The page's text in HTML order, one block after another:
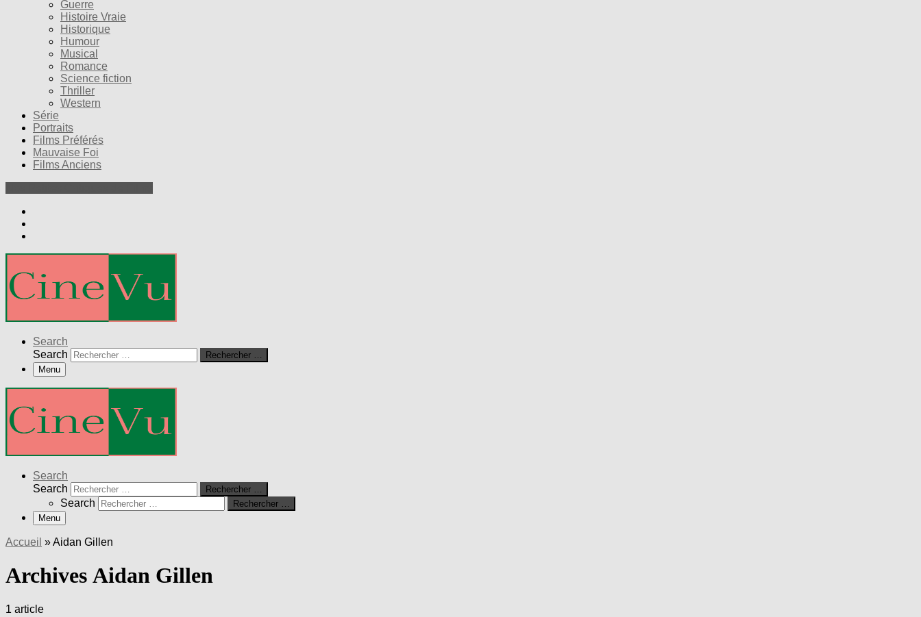
Guerre
Histoire Vraie
Historique
Humour
Musical
Romance
Science fiction
Thriller
Western
Série
Portraits
Films Préférés
Mauvaise Foi
Films Anciens
Search
Search
Rechercher …
Menu
Search
Search
Rechercher …
Search
Rechercher …
Menu
Accueil »Aidan Gillen
Archives Aidan Gillen
1 article